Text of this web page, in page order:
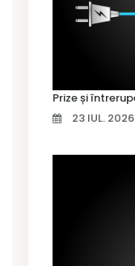
23 IUL. 2026